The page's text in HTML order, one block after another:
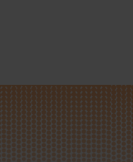
Direct
door